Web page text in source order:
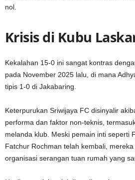
nol.
Krisis di Kubu
Kekalahan 15-0 ini sangat kontras
pada November 2025 lalu, di mana
tipis 1-0 di Jakabaring.
Keterpurukan Sriwijaya FC disinyalir
performa dan faktor non-teknis,
melanda klub. Meski pemain inti seperti
Fatchur Rochman telah kembali,
organisasi serangan tuan rumah yang